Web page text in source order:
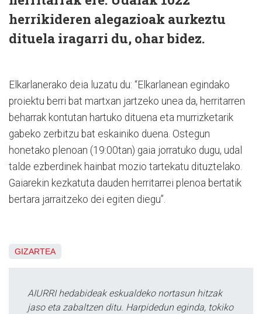
herrikideren alegazioak aurkeztu
dituela iragarri du, ohar bidez.
Elkarlanerako deia luzatu du: “Elkarlanean egindako
proiektu berri bat martxan jartzeko unea da, herritarren
beharrak kontutan hartuko dituena eta murrizketarik
gabeko zerbitzu bat eskainiko duena. Ostegun
honetako plenoan (19:00tan) gaia jorratuko dugu, udal
talde ezberdinek hainbat mozio tartekatu dituztelako.
Gaiarekin kezkatuta dauden herritarrei plenoa bertatik
bertara jarraitzeko dei egiten diegu”.
GIZARTEA
AIURRI hedabideak eskualdeko nortasun hitzak
jaso eta zabaltzen ditu. Harpidedun eginda, tokiko